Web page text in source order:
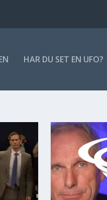
HAR DU SET EN UFO?